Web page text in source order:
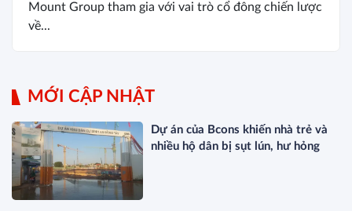
Mount Group tham gia với vai trò cổ đông chiến lược
về...
MỚI CẬP NHẬT
Dự án của Bcons khiến nhà trẻ và
nhiều hộ dân bị sụt lún, hư hỏng